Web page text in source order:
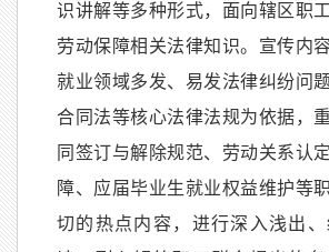
识讲解等多种形式，面向辖区职
劳动保障相关法律知识。宣传内
就业领域多发、易发法律纠纷问
合同法等核心法律法规为依据，
同签订与解除规范、劳动关系认
障、应届毕业生就业权益维护等
切的热点内容，进行深入浅出